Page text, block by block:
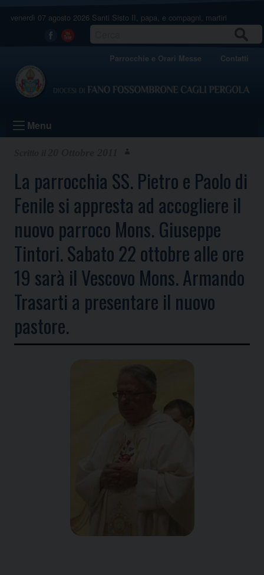
venerdì 07 agosto 2026 Santi Sisto II, papa, e compagni, martiri
Facebook
Youtube
Parrocchie e Orari Messe Contatti
Menu
La parrocchia SS. Pietro e Paolo di
Fenile si appresta ad accogliere il
nuovo parroco Mons. Giuseppe
Tintori. Sabato 22 ottobre alle ore
19 sarà il Vescovo Mons. Armando
Trasarti a presentare il nuovo
pastore.